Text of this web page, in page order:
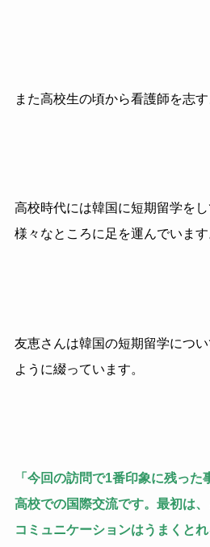
また高校生の頃から看護師を志す
高校時代には韓国に短期留学を
様々なところに足を運んでいます
友恵さんは韓国の短期留学につ
ように綴っています。
「今回の訪問で1番印象に残った
高校での国際交流です。最初は、
コミュニケーションはうまくと